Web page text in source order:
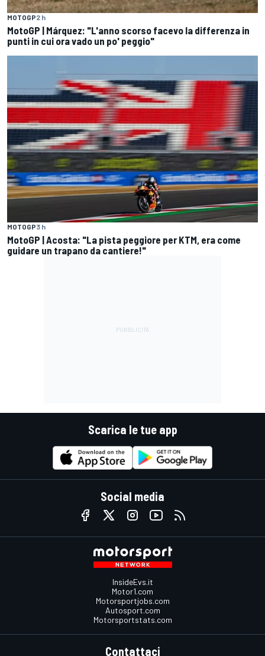
MOTOGP2 h
MotoGP | Márquez: "L'anno scorso facevo la differenza in
punti in cui ora vado un po' peggio"
MOTOGP3 h
MotoGP | Acosta: "La pista peggiore per KTM, era come
guidare un trapano da cantiere!"
Scarica le tue app
Social media
InsideEvs.it
Motor1.com
Motorsportjobs.com
Autosport.com
Motorsportstats.com
Contattaci